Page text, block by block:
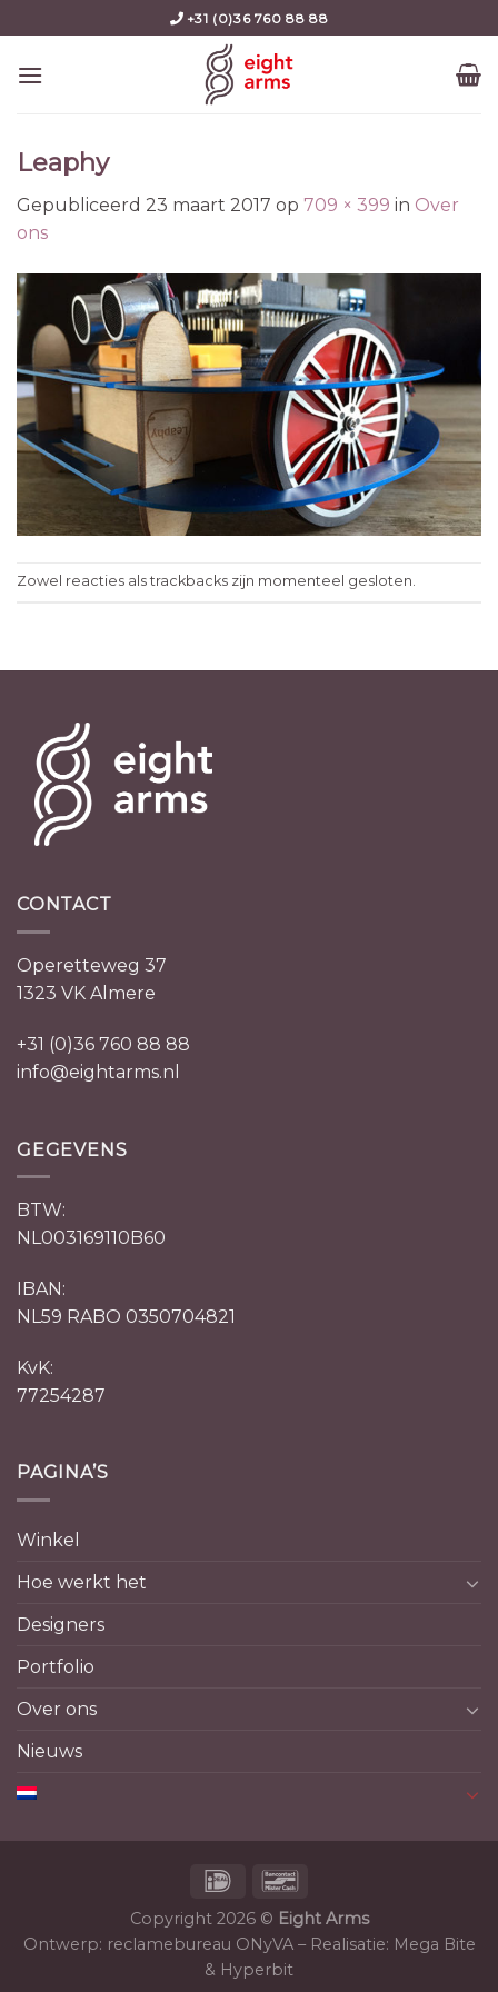
to
content
+31 (0)36 760 88 88
Leaphy
Gepubliceerd 23 maart 2017 op 709 × 399 in Over
ons
Zowel reacties als trackbacks zijn momenteel gesloten.
CONTACT
Operetteweg 37
1323 VK Almere
+31 (0)36 760 88 88
info@eightarms.nl
GEGEVENS
BTW:
NL003169110B60
IBAN:
NL59 RABO 0350704821
KvK:
77254287
PAGINA’S
Winkel
Hoe werkt het
Designers
Portfolio
Over ons
Nieuws
Copyright 2026 © Eight Arms
Ontwerp: reclamebureau ONyVA– Realisatie: Mega Bite
& Hyperbit